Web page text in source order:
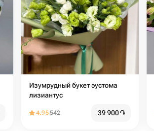
Изумрудный букет эустома
лизиантус
4.95542 39 900֏